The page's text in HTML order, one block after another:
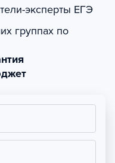
эксперты ЕГЭ
группах по